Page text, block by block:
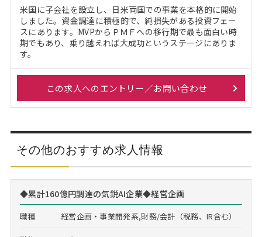
米国に子会社を設立し、日米両国での事業を本格的に開始
しました。資金調達に積極的で、純損失がある投資フェー
スにあります。MVPからＰＭＦへの移行期で最も面白い時
期でもあり、乗り越えれば大成功というステージにありま
す。
この求人へのエントリー／お問い合わせ
その他のおすすめ求人情報
◆累計160億円調達の気鋭AI企業◆経営企画
職種 経営企画・事業開発系,財務/会計（税務、IR含む）